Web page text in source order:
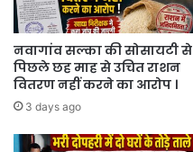
।
नवागांव सल्का की सोसायटी से
पिछले छह माह से उचित राशन
वितरण नहीं करने का आरोप ।
3 days ago